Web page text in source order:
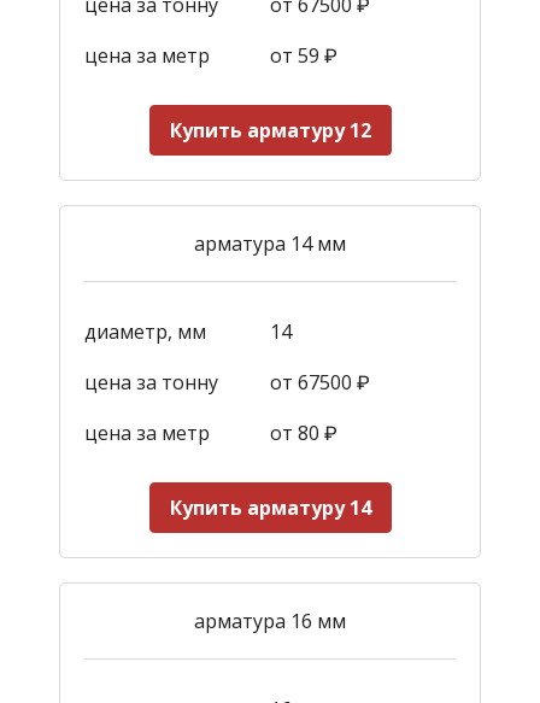
цена за метр
от 59 ₽
Купить арматуру 12
арматура 14 мм
диаметр, мм
14
цена за тонну
от 67500 ₽
цена за метр
от 80 ₽
Купить арматуру 14
арматура 16 мм